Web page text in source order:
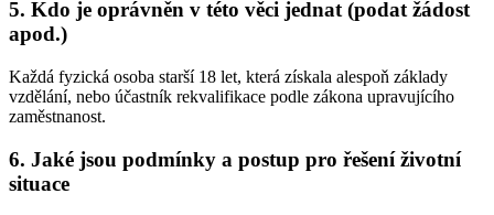
5. Kdo je oprávněn v této věci jednat (podat žádost
apod.)
Každá fyzická osoba starší 18 let, která získala alespoň základy
vzdělání, nebo účastník rekvalifikace podle zákona upravujícího
zaměstnanost.
6. Jaké jsou podmínky a postup pro řešení životní
situace